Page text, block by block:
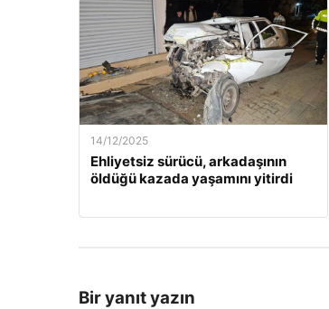
14/12/2025
Ehliyetsiz sürücü, arkadaşının
öldüğü kazada yaşamını yitirdi
Bir yanıt yazın